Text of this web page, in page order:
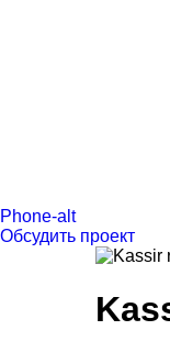
Phone-alt
Обсудить проект